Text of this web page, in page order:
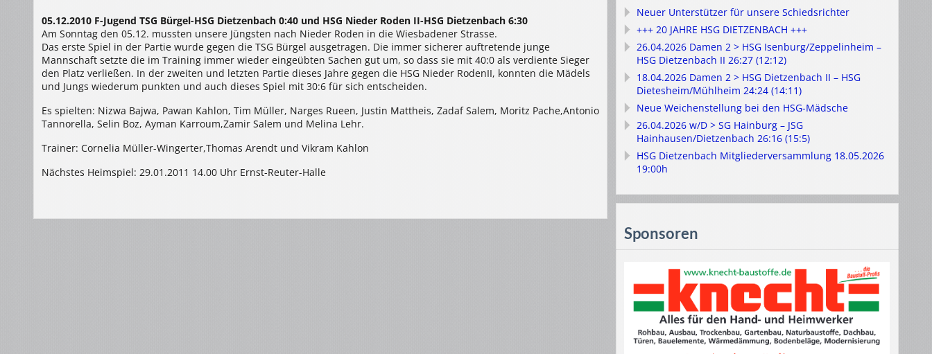
05.12.2010 F-Jugend TSG Bürgel-HSG Dietzenbach 0:40 und HSG Nieder Roden II-HSG Dietzenbach 6:30
Am Sonntag den 05.12. mussten unsere Jüngsten nach Nieder Roden in die Wiesbadener Strasse.
Das erste Spiel in der Partie wurde gegen die TSG Bürgel ausgetragen. Die immer sicherer auftretende junge
Mannschaft setzte die im Training immer wieder eingeübten Sachen gut um, so dass sie mit 40:0 als verdiente Sieger
den Platz verließen. In der zweiten und letzten Partie dieses Jahre gegen die HSG Nieder RodenII, konnten die Mädels
und Jungs wiederum punkten und auch dieses Spiel mit 30:6 für sich entscheiden.
Es spielten: Nizwa Bajwa, Pawan Kahlon, Tim Müller, Narges Rueen, Justin Mattheis, Zadaf Salem, Moritz Pache,Antonio
Tannorella, Selin Boz, Ayman Karroum,Zamir Salem und Melina Lehr.
Trainer: Cornelia Müller-Wingerter,Thomas Arendt und Vikram Kahlon
Nächstes Heimspiel: 29.01.2011 14.00 Uhr Ernst-Reuter-Halle
Neuer Unterstützer für unsere Schiedsrichter
+++ 20 JAHRE HSG DIETZENBACH +++
26.04.2026 Damen 2 > HSG Isenburg/Zeppelinheim –
HSG Dietzenbach II 26:27 (12:12)
18.04.2026 Damen 2 > HSG Dietzenbach II – HSG
Dietesheim/Mühlheim 24:24 (14:11)
Neue Weichenstellung bei den HSG-Mädsche
26.04.2026 w/D > SG Hainburg – JSG
Hainhausen/Dietzenbach 26:16 (15:5)
HSG Dietzenbach Mitgliederversammlung 18.05.2026
19:00h
Sponsoren